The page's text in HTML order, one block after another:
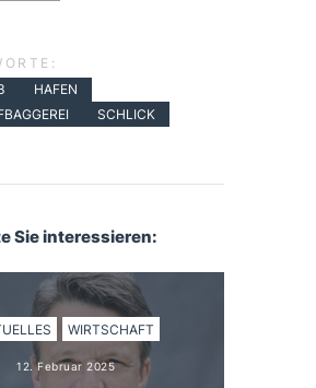
HAFEN
SCHLICK
Sie interessieren:
WIRTSCHAFT
12. Februar 2025